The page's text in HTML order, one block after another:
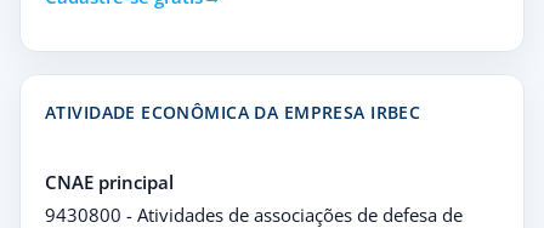
ATIVIDADE ECONÔMICA DA EMPRESA IRBEC
CNAE principal
9430800 - Atividades de associações de defesa de